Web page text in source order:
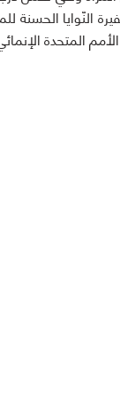
النّوايا الحسنة
المتحدة